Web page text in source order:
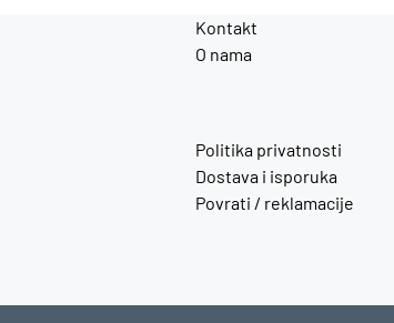
Kontakt
O nama
Politika privatnosti
Dostava i isporuka
Povrati / reklamacije